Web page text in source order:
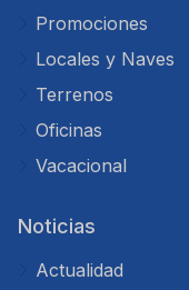
Promociones
Locales y Naves
Terrenos
Oficinas
Vacacional
Noticias
Actualidad